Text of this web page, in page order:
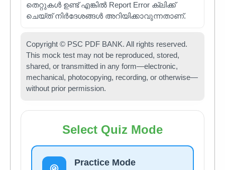
തെറ്റുകൾ ഉണ്ട് എങ്കിൽ Report Error ക്ലിക്ക്
ചെയ്ത് നിർദേശങ്ങൾ അറിയിക്കാവുന്നതാണ്.
Copyright © PSC PDF BANK. All rights reserved.
This mock test may not be reproduced, stored,
shared, or transmitted in any form—electronic,
mechanical, photocopying, recording, or otherwise—
without prior permission.
Select Quiz Mode
Practice Mode